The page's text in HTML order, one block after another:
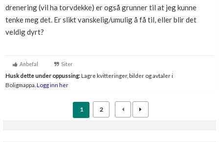
Boligmappa+
Få mer ut av Boligmappa
Nytt
drenering (vil ha torvdekke) er også grunner til at jeg kunne
tenke meg det. Er slikt vanskelig/umulig å få til, eller blir det
veldig dyrt?
Anbefal Siter
Husk dette under oppussing:Lagre kvitteringer, bilder og avtaler i
Boligmappa. Logg inn her
1 2